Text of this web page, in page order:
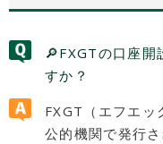
🔎FXGTの口座開
すか？
FXGT（エフエッ
公的機関で発行